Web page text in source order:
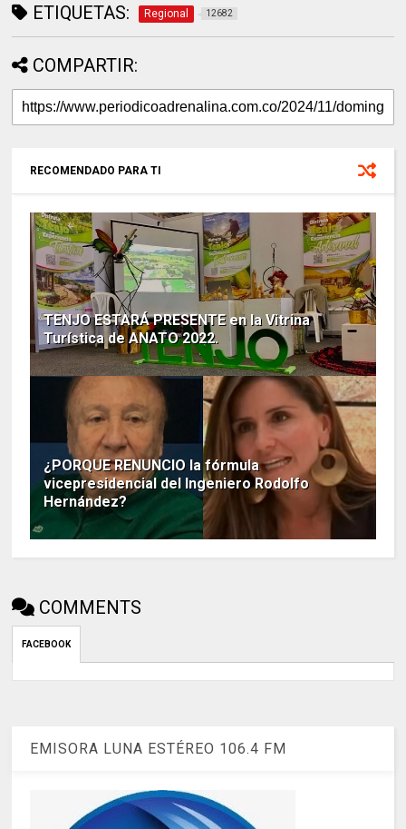
ETIQUETAS: Regional 12682
COMPARTIR:
RECOMENDADO PARA TI
TENJO ESTARÁ PRESENTE en la Vitrina
Turística de ANATO 2022.
¿PORQUE RENUNCIO la fórmula
vicepresidencial del Ingeniero Rodolfo
Hernández?
COMMENTS
FACEBOOK
EMISORA LUNA ESTÉREO 106.4 FM